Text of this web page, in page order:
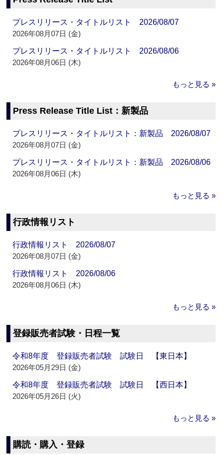
プレスリリース・タイトルリスト 2026/08/07
2026年08月07日 (金)
プレスリリース・タイトルリスト 2026/08/06
2026年08月06日 (木)
もっと見る »
Press Release Title List：新製品
プレスリリース・タイトルリスト：新製品 2026/08/07
2026年08月07日 (金)
プレスリリース・タイトルリスト：新製品 2026/08/06
2026年08月06日 (木)
もっと見る »
行政情報リスト
行政情報リスト 2026/08/07
2026年08月07日 (金)
行政情報リスト 2026/08/06
2026年08月06日 (木)
もっと見る »
登録販売者試験・日程一覧
令和8年度 登録販売者試験 試験日 【東日本】
2026年05月29日 (金)
令和8年度 登録販売者試験 試験日 【西日本】
2026年05月26日 (火)
もっと見る »
購読・購入・登録